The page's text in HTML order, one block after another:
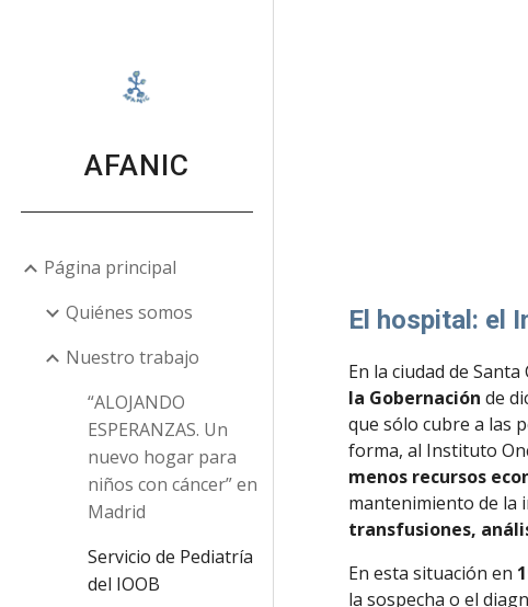
AFANIC
Página principal
Quiénes somos
Nuestro trabajo
“ALOJANDO
ESPERANZAS. Un
nuevo hogar para
niños con cáncer” en
Madrid
Servicio de Pediatría
del IOOB
El hospital: el
En la ciudad de
la Gobernación de
que sólo cubre a las
forma, al Instituto
menos recursos
mantenimiento de la
transfusiones,
En esta situación en
la sospecha o el